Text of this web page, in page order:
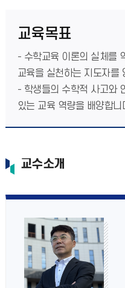
교육목표
- 수학교육 이론의 실체를
교육을 실천하는 지도자를
- 학생들의 수학적 사고와
있는 교육 역량을 배양합니
교수소개